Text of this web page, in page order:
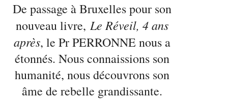
De passage à Bruxelles pour son
nouveau livre, Le Réveil, 4 ans
après, le Pr PERRONNE nous a
étonnés. Nous connaissions son
humanité, nous découvrons son
âme de rebelle grandissante.